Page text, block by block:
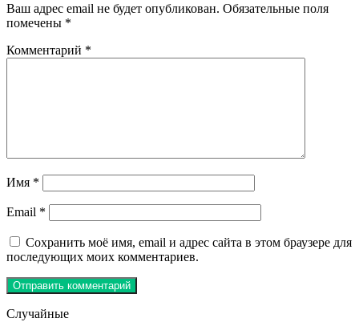
Ваш адрес email не будет опубликован. Обязательные поля
помечены *
Комментарий *
Имя *
Email *
Сохранить моё имя, email и адрес сайта в этом браузере для
последующих моих комментариев.
Случайные